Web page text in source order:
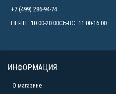
+7 (499) 286-94-74
ПН-ПТ: 10:00-20:00СБ-ВС: 11:00-16:00
ИНФОРМАЦИЯ
О магазине